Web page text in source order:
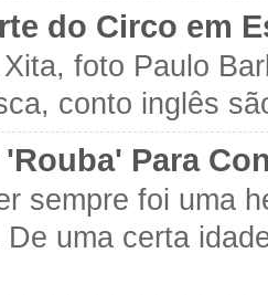
do Circo em
foto Paulo
conto inglês
Para
sempre foi uma
uma certa